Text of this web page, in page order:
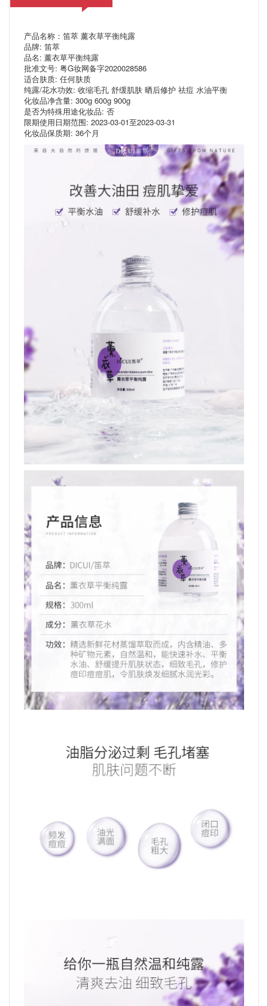
产品名称：笛萃 薰衣草平衡纯露
品牌: 笛萃
品名: 薰衣草平衡纯露
批准文号: 粤G妆网备字2020028586
适合肤质: 任何肤质
纯露/花水功效: 收缩毛孔 舒缓肌肤 晒后修护 祛痘 水油平衡
化妆品净含量: 300g 600g 900g
是否为特殊用途化妆品: 否
限期使用日期范围: 2023-03-01至2023-03-31
化妆品保质期: 36个月